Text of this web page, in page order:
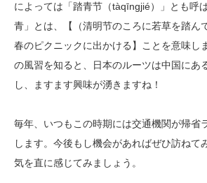
によっては「踏青节（tàqīngjié）」とも呼
青」とは、【（清明节のころに若草を踏ん
春のピクニックに出かける】ことを意味し
の風習を知ると、日本のルーツは中国にあ
し、ますます興味が湧きますね！
毎年、いつもこの時期には交通機関が帰省
します。今後もし機会があればぜひ訪ねて
気を直に感じてみましょう。